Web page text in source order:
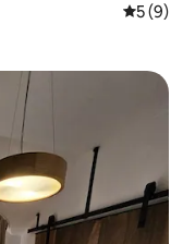
5 (9)